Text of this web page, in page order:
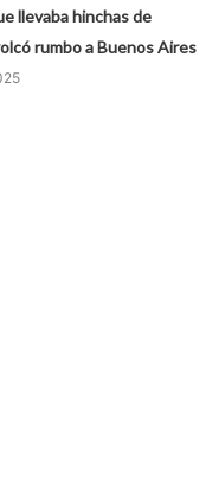
llevaba hinchas de
rumbo a Buenos Aires